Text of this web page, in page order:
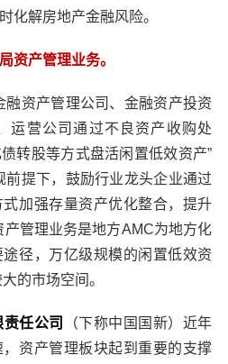
化解房地产金融风险。
资产管理业务。
融资产管理公司、金融资产投资
运营公司通过不良资产收购处
转股等方式盘活闲置低效资产”
前提下，鼓励行业龙头企业通过
加强存量资产优化整合，提升
产管理业务是地方AMC为地方化
径，万亿级规模的闲置低效资
的市场空间。
任公司
（下称中国国新）近年
资产管理板块起到重要的支撑